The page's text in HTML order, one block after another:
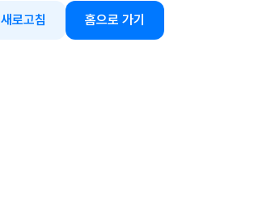
새로고침 홈으로 가기